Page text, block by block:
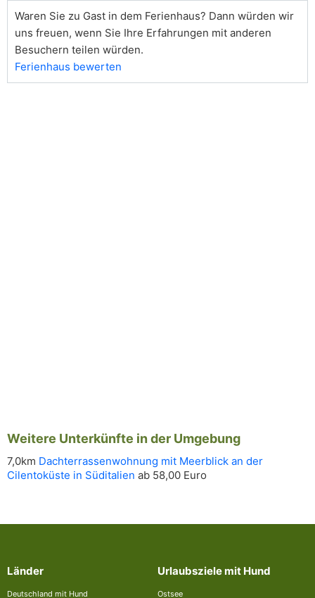
Waren Sie zu Gast in dem Ferienhaus? Dann würden wir
uns freuen, wenn Sie Ihre Erfahrungen mit anderen
Besuchern teilen würden.
Ferienhaus bewerten
Weitere Unterkünfte in der Umgebung
7,0km Dachterrassenwohnung mit Meerblick an der
Cilentoküste in Süditalien ab 58,00 Euro
Länder
Deutschland mit Hund
Urlaubsziele mit Hund
Ostsee